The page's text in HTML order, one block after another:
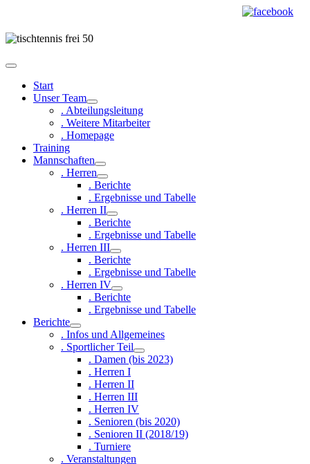
Start
Unser Team
. Abteilungsleitung
. Weitere Mitarbeiter
. Homepage
Training
Mannschaften
. Herren
. Berichte
. Ergebnisse und Tabelle
. Herren II
. Berichte
. Ergebnisse und Tabelle
. Herren III
. Berichte
. Ergebnisse und Tabelle
. Herren IV
. Berichte
. Ergebnisse und Tabelle
Berichte
. Infos und Allgemeines
. Sportlicher Teil
. Damen (bis 2023)
. Herren I
. Herren II
. Herren III
. Herren IV
. Senioren (bis 2020)
. Senioren II (2018/19)
. Turniere
. Veranstaltungen